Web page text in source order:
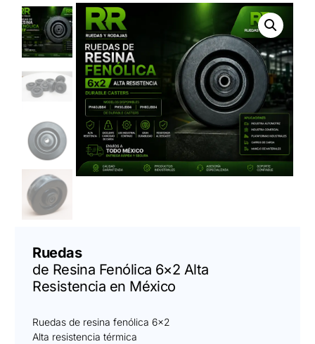
Ruedas
de Resina Fenólica 6×2 Alta
Resistencia en México
Ruedas de resina fenólica 6×2
Alta resistencia térmica